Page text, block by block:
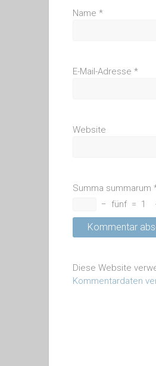
Name *
E-Mail-Adresse *
Website
Summa summarum
−
fünf = 1
Diese Website
Kommentardaten